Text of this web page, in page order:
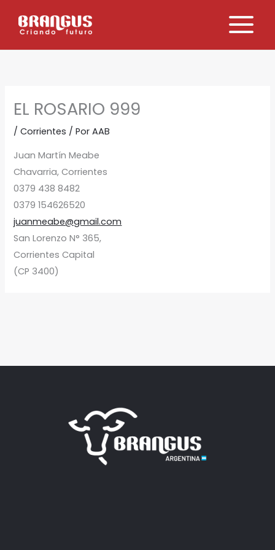
EL ROSARIO 999
/Corrientes / PorAAB
Juan Martín Meabe
Chavarria, Corrientes
0379 438 8482
0379 154626520
juanmeabe@gmail.com
San Lorenzo N° 365,
Corrientes Capital
(CP 3400)